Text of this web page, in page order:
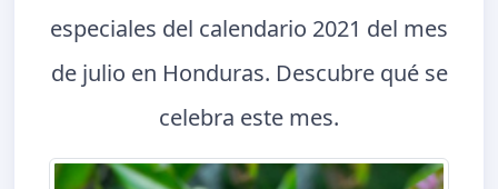
especiales del calendario 2021 del mes
de julio en Honduras. Descubre qué se
celebra este mes.